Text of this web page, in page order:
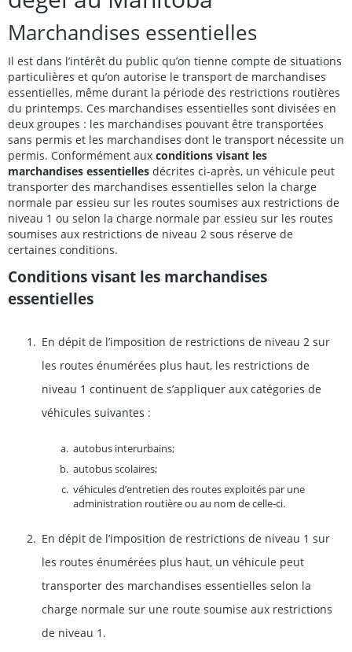
Marchandises essentielles
Il est dans l’intérêt du public qu’on tienne compte de situations
particulières et qu’on autorise le transport de marchandises
essentielles, même durant la période des restrictions routières
du printemps. Ces marchandises essentielles sont divisées en
deux groupes : les marchandises pouvant être transportées
sans permis et les marchandises dont le transport nécessite un
permis. Conformément aux conditions visant les
marchandises essentielles décrites ci-après, un véhicule peut
transporter des marchandises essentielles selon la charge
normale par essieu sur les routes soumises aux restrictions de
niveau 1 ou selon la charge normale par essieu sur les routes
soumises aux restrictions de niveau 2 sous réserve de
certaines conditions.
Conditions visant les marchandises
essentielles
En dépit de l’imposition de restrictions de niveau 2 sur
les routes énumérées plus haut, les restrictions de
niveau 1 continuent de s’appliquer aux catégories de
véhicules suivantes :
autobus interurbains;
autobus scolaires;
véhicules d’entretien des routes exploités par une
administration routière ou au nom de celle-ci.
En dépit de l’imposition de restrictions de niveau 1 sur
les routes énumérées plus haut, un véhicule peut
transporter des marchandises essentielles selon la
charge normale sur une route soumise aux restrictions
de niveau 1.